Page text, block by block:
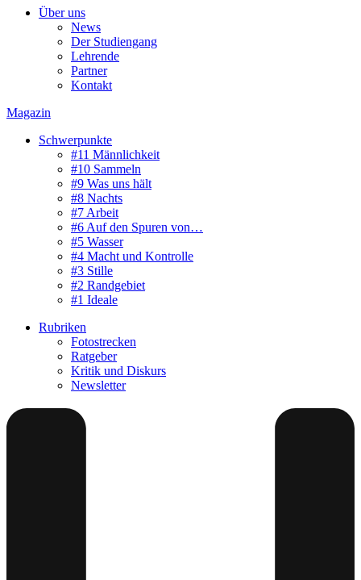
Über uns
News
Der Studiengang
Lehrende
Partner
Kontakt
Magazin
Schwerpunkte
#11 Männlichkeit
#10 Sammeln
#9 Was uns hält
#8 Nachts
#7 Arbeit
#6 Auf den Spuren von…
#5 Wasser
#4 Macht und Kontrolle
#3 Stille
#2 Randgebiet
#1 Ideale
Rubriken
Fotostrecken
Ratgeber
Kritik und Diskurs
Newsletter